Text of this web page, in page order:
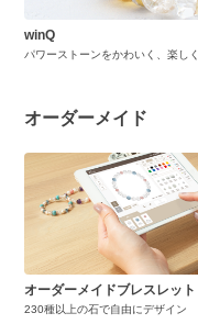
winQ
パワーストーンをかわいく、楽しく
オーダーメイド
オーダーメイドブレスレット
230種以上の石で自由にデザイン